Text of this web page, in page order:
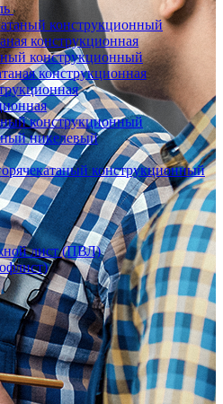
конструкционный
конструкционная
конструкционный
конструкционная
конструкционный
никелевый
конструкционный
лист (ПВЛ)